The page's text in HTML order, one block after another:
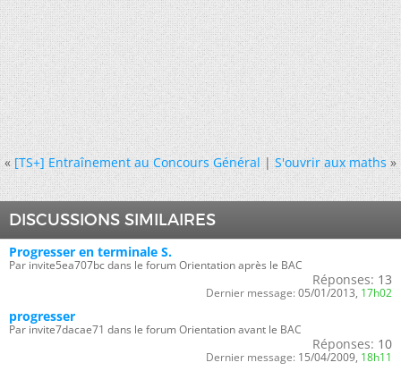
« [TS+] Entraînement au Concours Général|S'ouvrir aux maths »
DISCUSSIONS SIMILAIRES
Progresser en terminale S.
Par invite5ea707bc dans le forum Orientation après le BAC
Réponses: 13
Dernier message: 05/01/2013, 17h02
progresser
Par invite7dacae71 dans le forum Orientation avant le BAC
Réponses: 10
Dernier message: 15/04/2009, 18h11